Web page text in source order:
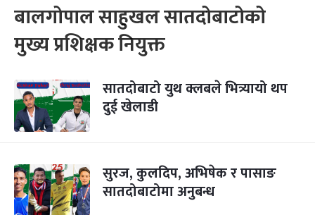
बालगोपाल साहुखल सातदोबाटोको
मुख्य प्रशिक्षक नियुक्त
सातदोबाटो युथ क्लबले भित्र्यायो थप
दुई खेलाडी
सुरज, कुलदिप, अभिषेक र पासाङ
सातदोबाटोमा अनुबन्ध